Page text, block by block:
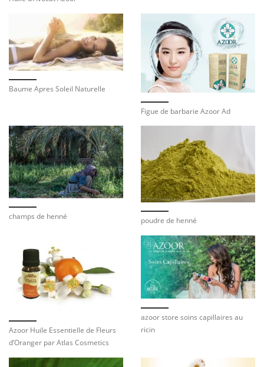
Baume Apres Soleil Naturelle
Figue de barbarie Azoor Ad
champs de henné poudre de henné
Azoor Huile Essentielle de Fleurs
d’Oranger par Atlas Cosmetics
azoor store soins capillaires au
ricin